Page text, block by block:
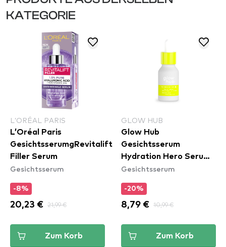
KATEGORIE
L’ORÉAL PARIS
L’Oréal Paris
GesichtsserumgRevitalift
Filler Serum
Gesichtsserum
-8%
20,23 € 21,99 €
Zum Korb
GLOW HUB
Glow Hub
Gesichtsserum
Hydration Hero Serum -
Mini
Gesichtsserum
-20%
8,79 € 10,99 €
Zum Korb